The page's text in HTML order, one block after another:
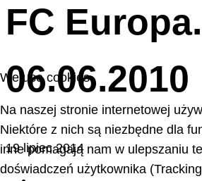
FC Europa.
06.06.2010
19 lipiec 2014
We use cookies
Na naszej stronie internetowej
Niektóre z nich są niezbędne dla
inne pomagają nam w ulepszaniu
doświadczeń użytkownika